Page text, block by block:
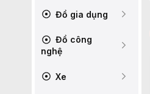
Đồ gia dụng
Đồ công
nghệ
Xe